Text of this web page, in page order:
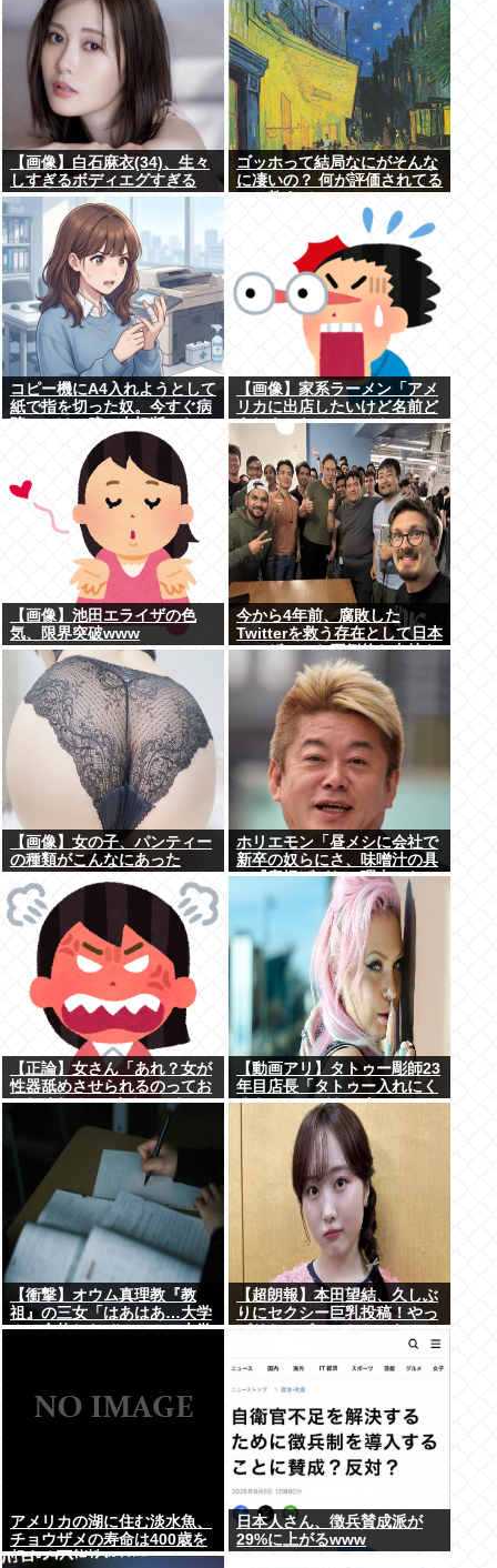
【画像】白石麻衣(34)、生々
しすぎるボディエグすぎる
www
ゴッホって結局なにがそんな
に凄いの？ 何が評価されてる
コピー機にA4入れようとして
紙で指を切った奴。今すぐ病
てもしらんぞ
【画像】家系ラーメン「アメ
リカに出店したいけど名前ど
うしよかなぁ… せや！」
【画像】池田エライザの色
気、限界突破www
今から4年前、腐敗した
Twitterを救う存在として日本
ユーザーから圧倒的な支持を
受けた男たちの姿がこれ
【画像】女の子、パンティー
の種類がこんなにあった
ホリエモン「昼メシに会社で
新卒の奴らにさ、味噌汁の具
に『唐揚げがない理由』わか
るか？って聞いたの」
【正論】女さん「あれ？女が
性器舐めさせられるのってお
かしくね？」6まんいいね
【動画アリ】タトゥー彫師23
年目店長「タトゥー入れにく
るやつ99%バカです」←こ
【衝撃】オウム真理教『教
祖』の三女「はあはあ…大学
３つ合格したぞ！！！」大学
【超朗報】本田望結、久しぶ
りにセクシー巨乳投稿！やっ
アメリカの湖に住む淡水魚、
チョウザメの寿命は400歳を
超える可能性
日本人さん、徴兵賛成派が
29%に上がるwww